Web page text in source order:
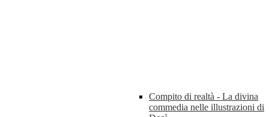
Compito di realtà - La divina
commedia nelle illustrazioni di